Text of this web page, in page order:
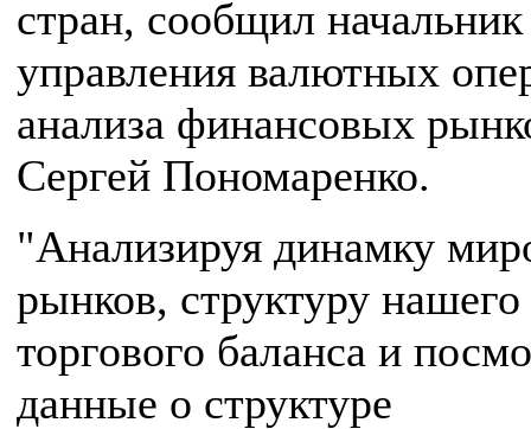
стран, сообщил начальник
управления валютных
анализа финансовых
Сергей Пономаренко.
"Анализируя динамку
рынков, структуру нашего
торгового баланса и
данные о структуре